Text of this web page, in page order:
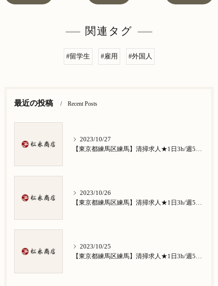
関連タグ
#留学生 #雇用 #外国人
最近の投稿 Recent Posts
2023/10/27
【東京都練馬区練馬】清掃求人★1日3h/週5日/祝日お休み★谷原在住の方歓迎
2023/10/26
【東京都練馬区練馬】清掃求人★1日3h/週5日/祝日お休み★南田中在住の方歓迎
2023/10/25
【東京都練馬区練馬】清掃求人★1日3h/週5日/祝日お休み★南大泉在住の方歓迎